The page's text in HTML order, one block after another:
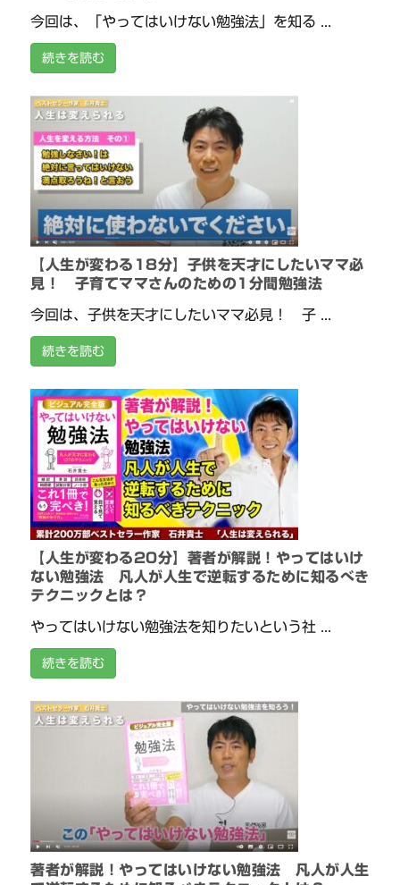
今回は、「やってはいけない勉強法」を知る ...
続きを読む
【人生が変わる18分】子供を天才にしたいママ必
見！ 子育てママさんのための1分間勉強法
今回は、子供を天才にしたいママ必見！ 子 ...
続きを読む
【人生が変わる20分】著者が解説！やってはいけ
ない勉強法 凡人が人生で逆転するために知るべき
テクニックとは？
やってはいけない勉強法を知りたいという社 ...
続きを読む
著者が解説！やってはいけない勉強法 凡人が人生